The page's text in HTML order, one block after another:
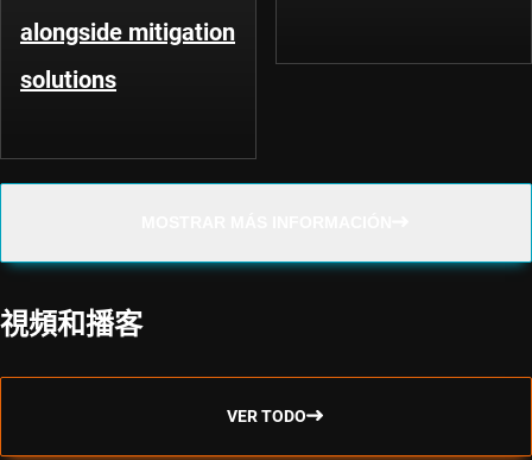
alongside mitigation
solutions
視頻和播客
VER TODO